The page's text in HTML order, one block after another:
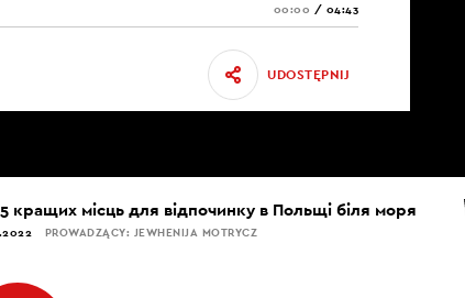
00:00 / 04:43
UDOSTĘPNIJ
кращих місць для відпочинку в Польщі біля моря
PROWADZĄCY: JEWHENIJA MOTRYCZ